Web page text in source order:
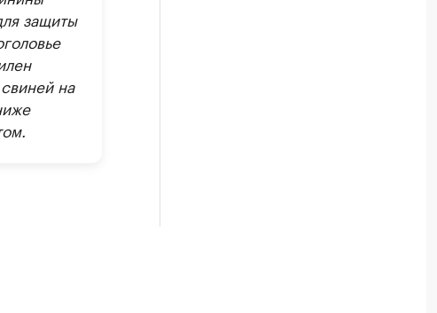
защиты
на